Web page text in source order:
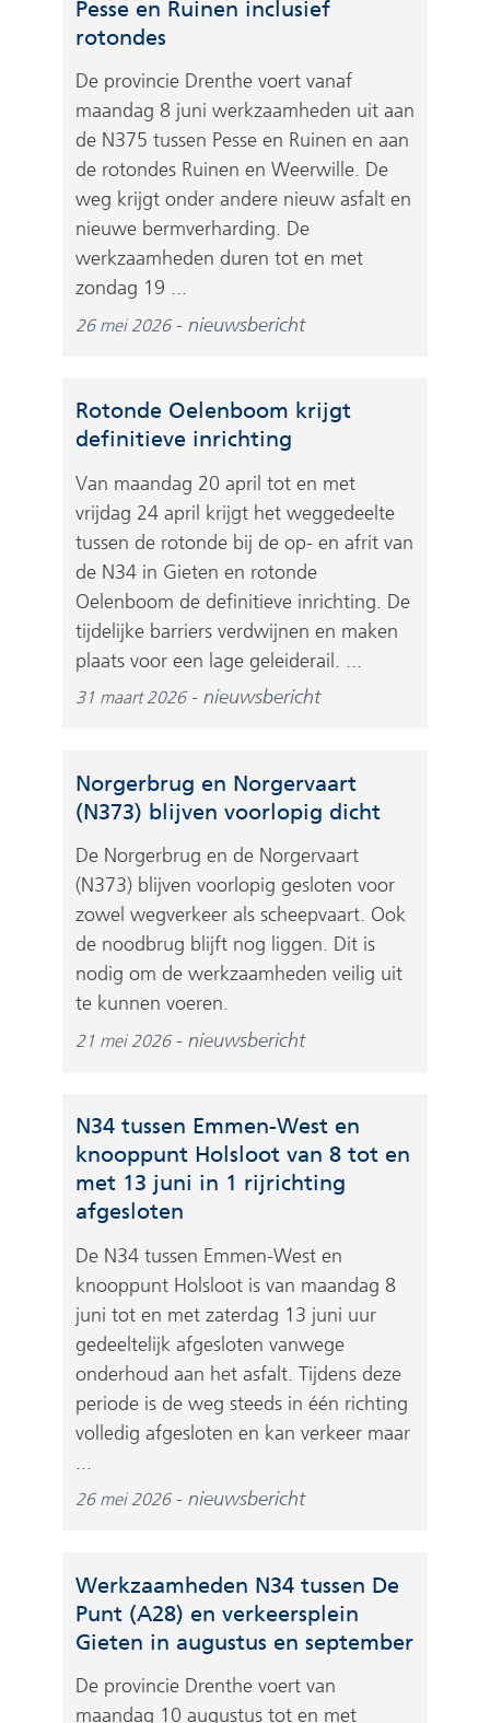
Pesse en Ruinen inclusief
rotondes
De provincie Drenthe voert vanaf
maandag 8 juni werkzaamheden uit aan
de N375 tussen Pesse en Ruinen en aan
de rotondes Ruinen en Weerwille. De
weg krijgt onder andere nieuw asfalt en
nieuwe bermverharding. De
werkzaamheden duren tot en met
zondag 19 ...
26 mei 2026 nieuwsbericht
Rotonde Oelenboom krijgt
definitieve inrichting
Van maandag 20 april tot en met
vrijdag 24 april krijgt het weggedeelte
tussen de rotonde bij de op- en afrit van
de N34 in Gieten en rotonde
Oelenboom de definitieve inrichting. De
tijdelijke barriers verdwijnen en maken
plaats voor een lage geleiderail. ...
31 maart 2026 nieuwsbericht
Norgerbrug en Norgervaart
(N373) blijven voorlopig dicht
De Norgerbrug en de Norgervaart
(N373) blijven voorlopig gesloten voor
zowel wegverkeer als scheepvaart. Ook
de noodbrug blijft nog liggen. Dit is
nodig om de werkzaamheden veilig uit
te kunnen voeren.
21 mei 2026 nieuwsbericht
N34 tussen Emmen-West en
knooppunt Holsloot van 8 tot en
met 13 juni in 1 rijrichting
afgesloten
De N34 tussen Emmen-West en
knooppunt Holsloot is van maandag 8
juni tot en met zaterdag 13 juni uur
gedeeltelijk afgesloten vanwege
onderhoud aan het asfalt. Tijdens deze
periode is de weg steeds in één richting
volledig afgesloten en kan verkeer maar
...
26 mei 2026 nieuwsbericht
Werkzaamheden N34 tussen De
Punt (A28) en verkeersplein
Gieten in augustus en september
De provincie Drenthe voert van
maandag 10 augustus tot en met